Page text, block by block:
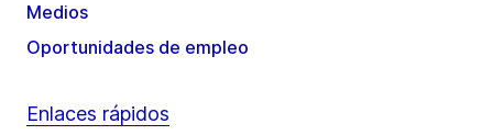
Medios
Oportunidades de empleo
Enlaces rápidos